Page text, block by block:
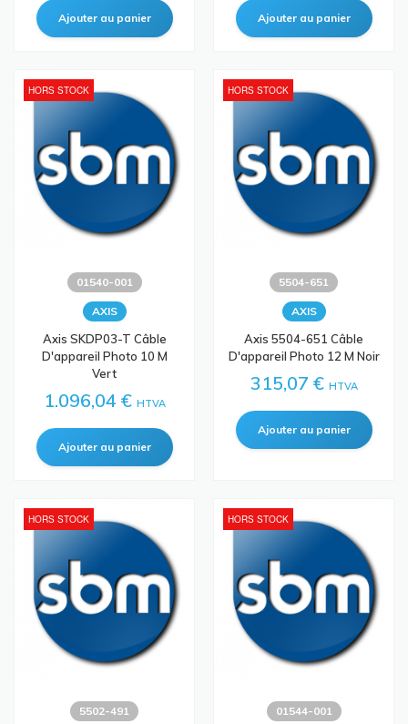
HORS STOCK
01540-001
AXIS
Axis SKDP03-T Câble
D'appareil Photo 10 M
Vert
1.096,04 € HTVA
HORS STOCK
5504-651
AXIS
Axis 5504-651 Câble
D'appareil Photo 12 M Noir
315,07 € HTVA
HORS STOCK
5502-491
HORS STOCK
01544-001